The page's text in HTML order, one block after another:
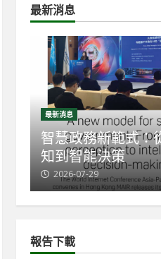
最新消息
政務新範式：從數據感
智能決策
報告下載